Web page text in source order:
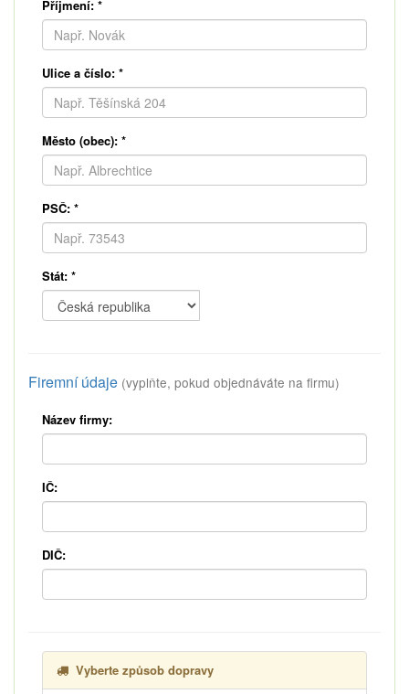
Příjmení: *
Ulice a číslo: *
Město (obec): *
PSČ: *
Stát: *
Firemní údaje (vyplňte, pokud objednáváte na firmu)
Název firmy:
IČ:
DIČ:
Vyberte způsob dopravy